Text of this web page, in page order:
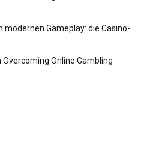
Gameplay: die Casino-
Overcoming Online Gambling